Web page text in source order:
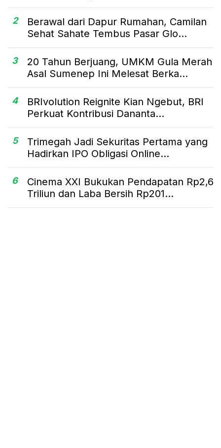
2
Berawal dari Dapur Rumahan, Camilan
Sehat Sahate Tembus Pasar Glo...
3
20 Tahun Berjuang, UMKM Gula Merah
Asal Sumenep Ini Melesat Berka...
4
BRIvolution Reignite Kian Ngebut, BRI
Perkuat Kontribusi Dananta...
5
Trimegah Jadi Sekuritas Pertama yang
Hadirkan IPO Obligasi Online...
6
Cinema XXI Bukukan Pendapatan Rp2,6
Triliun dan Laba Bersih Rp201...